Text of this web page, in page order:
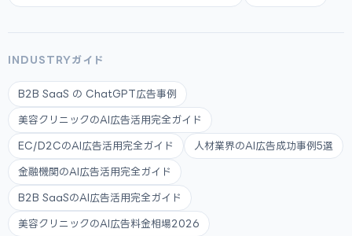
INDUSTRYガイド
B2B SaaS の ChatGPT広告事例
美容クリニックのAI広告活用完全ガイド
EC/D2CのAI広告活用完全ガイド 人材業界のAI広告成功事例5選
金融機関のAI広告活用完全ガイド
B2B SaaSのAI広告活用完全ガイド
美容クリニックのAI広告料金相場2026